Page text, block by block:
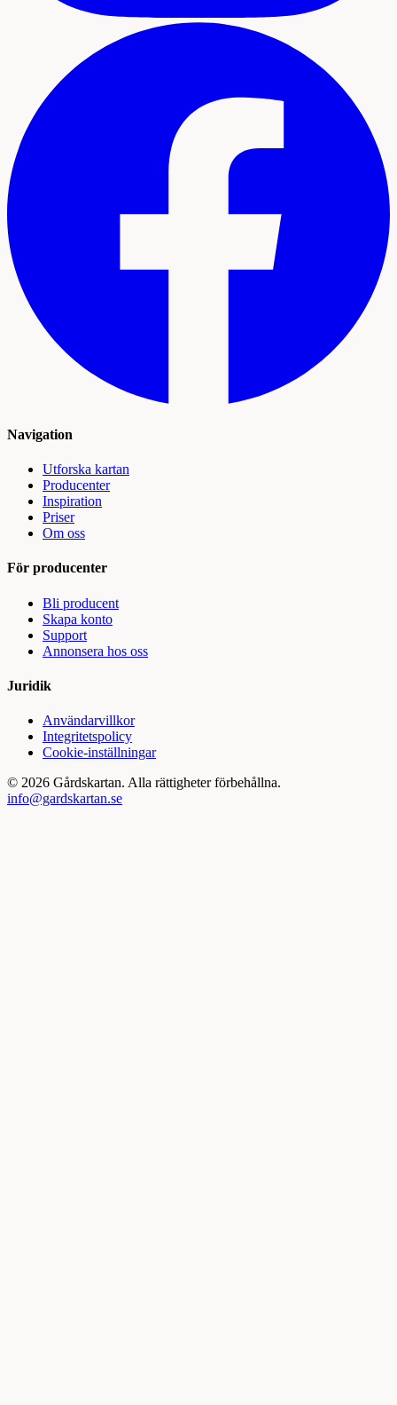
Navigation
Utforska kartan
Producenter
Inspiration
Priser
Om oss
För producenter
Bli producent
Skapa konto
Support
Annonsera hos oss
Juridik
Användarvillkor
Integritetspolicy
Cookie-inställningar
© 2026 Gårdskartan. Alla rättigheter förbehållna.
info@gardskartan.se